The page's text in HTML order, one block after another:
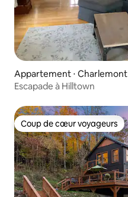
Appartement ⋅ Charlemont
Escapade à Hilltown
Coup de cœur voyageurs
Coup de cœur voyageurs